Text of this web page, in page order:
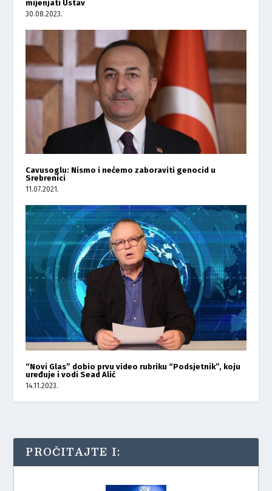
mijenjati Ustav
30.08.2023.
Cavusoglu: Nismo i nećemo zaboraviti genocid u
Srebrenici
11.07.2021.
“Novi Glas” dobio prvu video rubriku “Podsjetnik”, koju
uređuje i vodi Sead Alić
14.11.2023.
PROČITAJTE I: